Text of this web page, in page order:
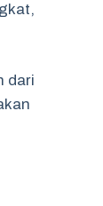
dari